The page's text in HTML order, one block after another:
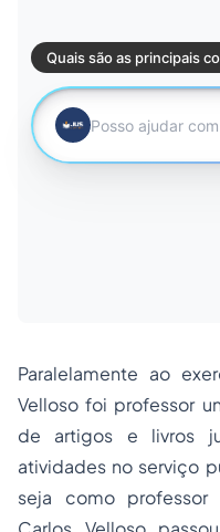
Paralelamente ao
Velloso foi professor
de artigos e livros
atividades no serviço
seja como professor